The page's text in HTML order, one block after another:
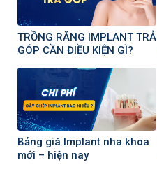
TRỒNG RĂNG IMPLANT TRẢ
GÓP CẦN ĐIỀU KIỆN GÌ?
Bảng giá Implant nha khoa
mới – hiện nay